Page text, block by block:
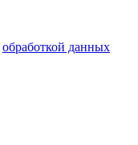
обработкой данных